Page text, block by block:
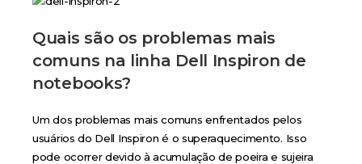
Quais são os problemas mais
comuns na linha Dell Inspiron de
notebooks?
Um dos problemas mais comuns enfrentados pelos
usuários do Dell Inspiron é o superaquecimento. Isso
pode ocorrer devido à acumulação de poeira e sujeira